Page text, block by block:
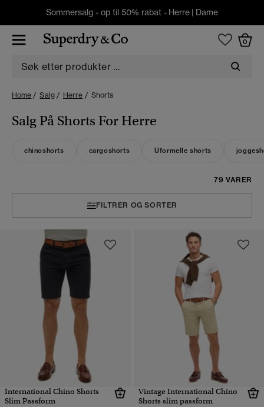
Sommersalg - op til 50% rabat - Herre | Dame
0
Home Salg Herre Shorts
Salg På Shorts For Herre
chinoshorts cargoshorts Uformelle shorts
79 VARER
FILTRER OG SORTER
International Chino Shorts
Slim Passform
Vintage International Chino
Shorts slim passform